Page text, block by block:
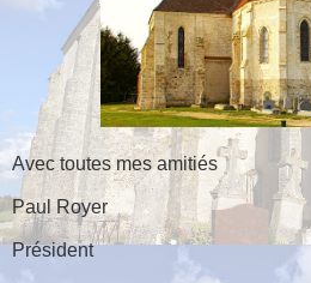
Avec toutes mes amitiés
Paul Royer
Président